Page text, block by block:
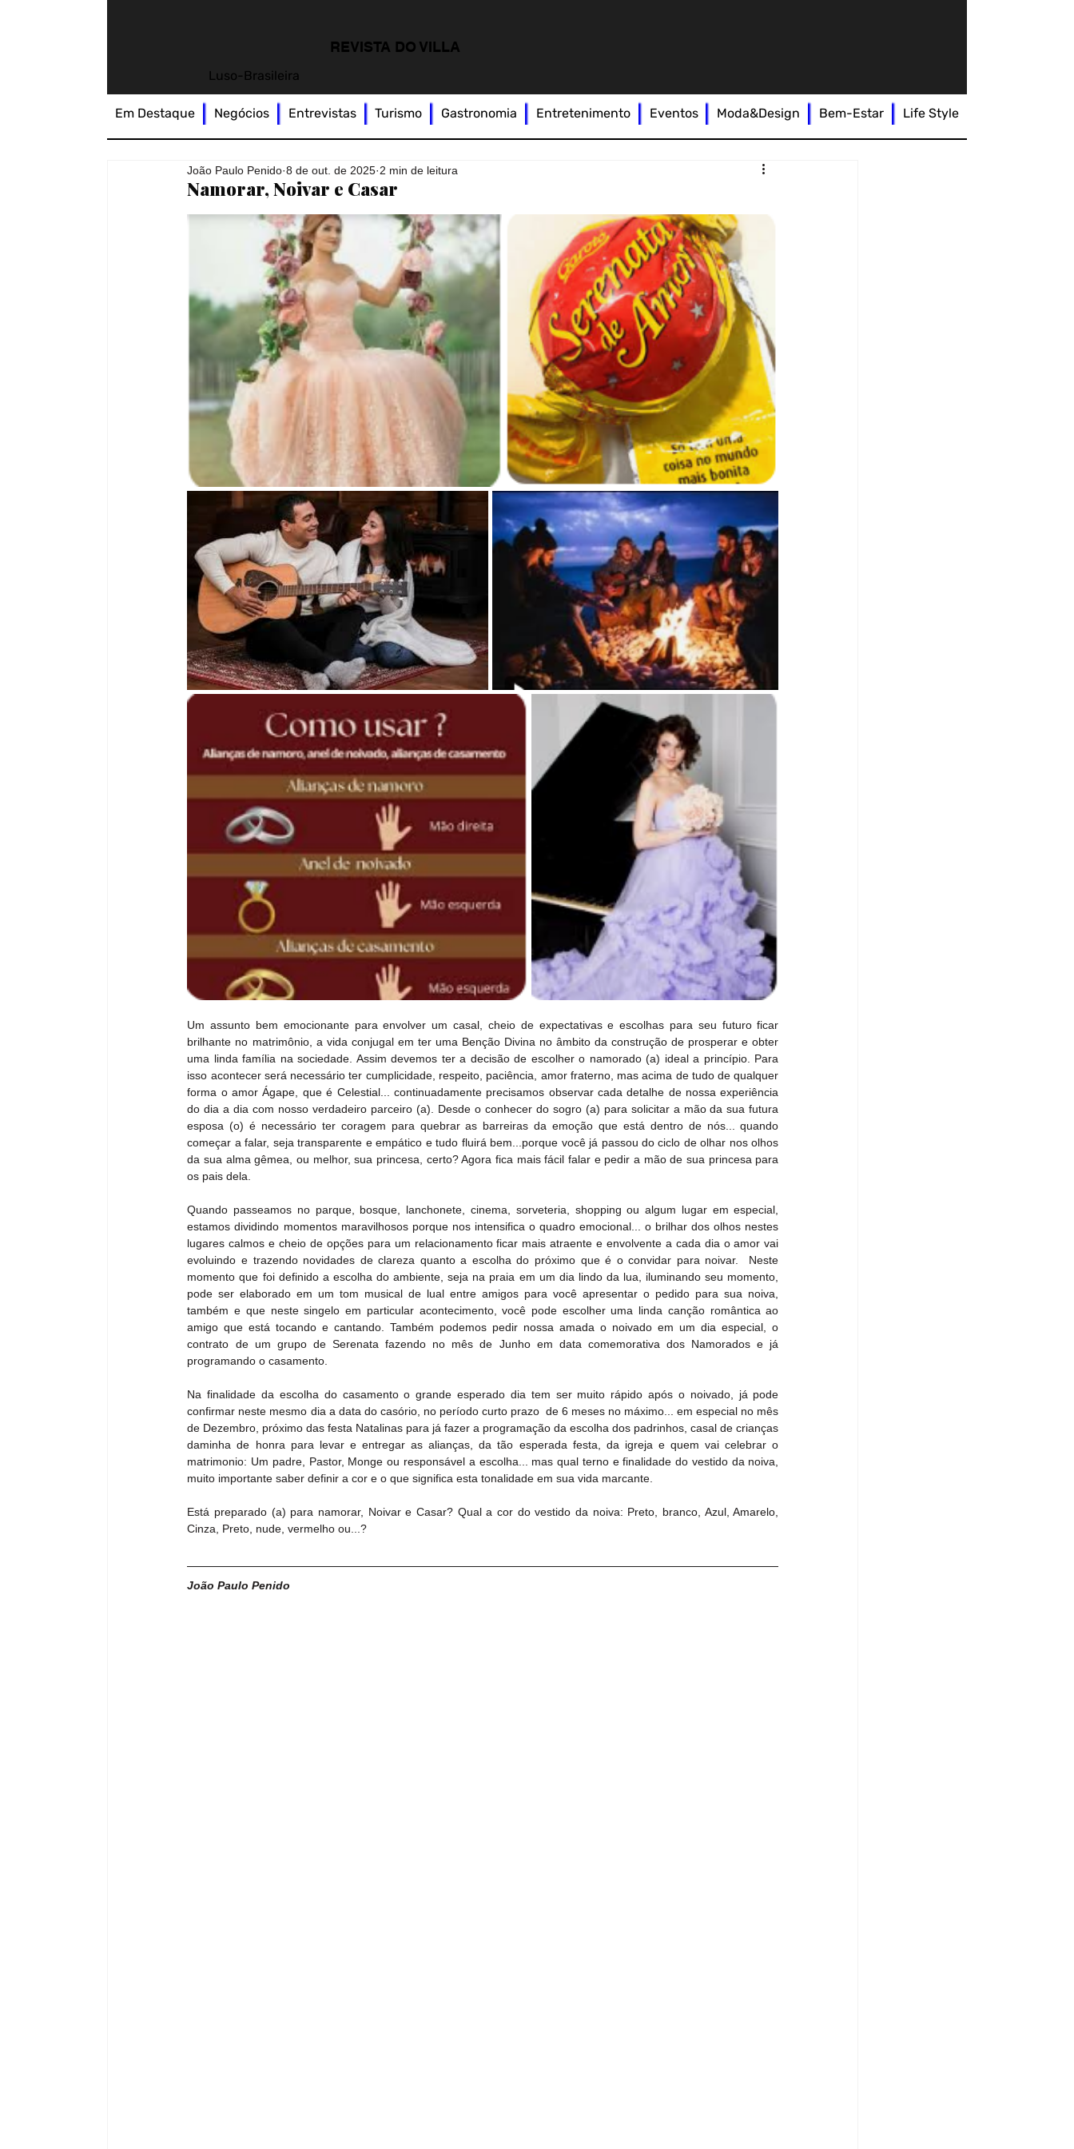
REVISTA DO VILLA
Luso-Brasileira
Namorar, Noivar e Casar
João Paulo Penido 8 de out. de 2025 2 min de leitura
Um assunto bem emocionante para envolver um casal, cheio de expectativas e escolhas para seu futuro ficar
brilhante no matrimônio, a vida conjugal em ter uma Benção Divina no âmbito da construção de prosperar e obter
uma linda família na sociedade. Assim devemos ter a decisão de escolher o namorado (a) ideal a princípio. Para
isso acontecer será necessário ter cumplicidade, respeito, paciência, amor fraterno, mas acima de tudo de qualquer
forma o amor Ágape, que é Celestial... continuadamente precisamos observar cada detalhe de nossa experiência
do dia a dia com nosso verdadeiro parceiro (a). Desde o conhecer do sogro (a) para solicitar a mão da sua futura
esposa (o) é necessário ter coragem para quebrar as barreiras da emoção que está dentro de nós... quando
começar a falar, seja transparente e empático e tudo fluirá bem...porque você já passou do ciclo de olhar nos olhos
da sua alma gêmea, ou melhor, sua princesa, certo? Agora fica mais fácil falar e pedir a mão de sua princesa para
os pais dela.
Quando passeamos no parque, bosque, lanchonete, cinema, sorveteria, shopping ou algum lugar em especial,
estamos dividindo momentos maravilhosos porque nos intensifica o quadro emocional... o brilhar dos olhos nestes
lugares calmos e cheio de opções para um relacionamento ficar mais atraente e envolvente a cada dia o amor vai
evoluindo e trazendo novidades de clareza quanto a escolha do próximo que é o convidar para noivar.  Neste
momento que foi definido a escolha do ambiente, seja na praia em um dia lindo da lua, iluminando seu momento,
pode ser elaborado em um tom musical de lual entre amigos para você apresentar o pedido para sua noiva,
também e que neste singelo em particular acontecimento, você pode escolher uma linda canção romântica ao
amigo que está tocando e cantando. Também podemos pedir nossa amada o noivado em um dia especial, o
contrato de um grupo de Serenata fazendo no mês de Junho em data comemorativa dos Namorados e já
programando o casamento.
Na finalidade da escolha do casamento o grande esperado dia tem ser muito rápido após o noivado, já pode
confirmar neste mesmo dia a data do casório, no período curto prazo  de 6 meses no máximo... em especial no mês
de Dezembro, próximo das festa Natalinas para já fazer a programação da escolha dos padrinhos, casal de crianças
daminha de honra para levar e entregar as alianças, da tão esperada festa, da igreja e quem vai celebrar o
matrimonio: Um padre, Pastor, Monge ou responsável a escolha... mas qual terno e finalidade do vestido da noiva,
muito importante saber definir a cor e o que significa esta tonalidade em sua vida marcante.
Está preparado (a) para namorar, Noivar e Casar? Qual a cor do vestido da noiva: Preto, branco, Azul, Amarelo,
Cinza, Preto, nude, vermelho ou...?
João Paulo Penido
Em Destaque Negócios Entrevistas Turismo Gastronomia Entretenimento Eventos Moda&Design Bem-Estar Life Style